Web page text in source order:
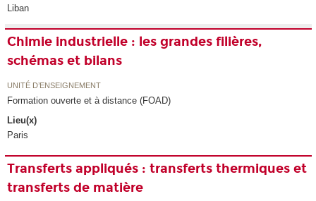
Liban
Chimie industrielle : les grandes filières,
schémas et bilans
UNITÉ D’ENSEIGNEMENT
Formation ouverte et à distance (FOAD)
Lieu(x)
Paris
Transferts appliqués : transferts thermiques et
transferts de matière